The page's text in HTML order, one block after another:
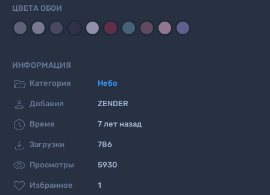
ЦВЕТА ОБОИ
ИНФОРМАЦИЯ
 Категория Небо
 Добавил ZENDER
 Время 7 лет назад
 Загрузки 786
 Просмотры 5930
 Избранное 1